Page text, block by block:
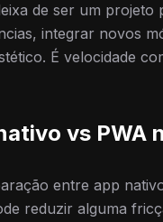
de ser um projeto
integrar novos
É velocidade
vs PWA
entre app
reduzir alguma